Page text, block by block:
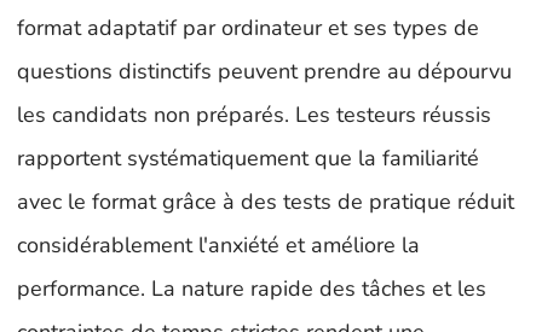
format adaptatif par ordinateur et ses types de
questions distinctifs peuvent prendre au dépourvu
les candidats non préparés. Les testeurs réussis
rapportent systématiquement que la familiarité
avec le format grâce à des tests de pratique réduit
considérablement l'anxiété et améliore la
performance. La nature rapide des tâches et les